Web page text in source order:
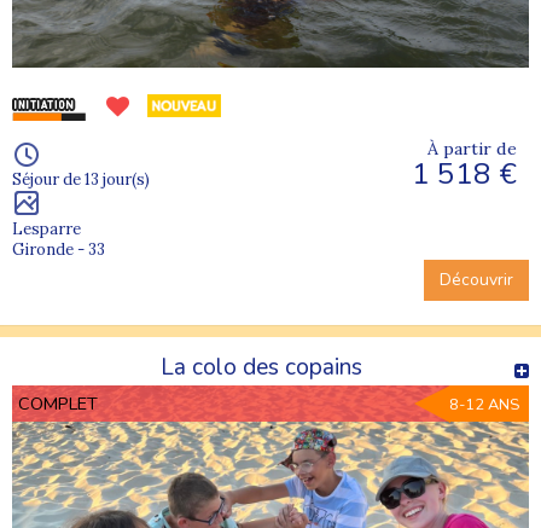
Séjour de 13 jour(s)
Lesparre
Gironde - 33
À partir de
1 518 €
Découvrir
La colo des copains
COMPLET 8-12 ANS